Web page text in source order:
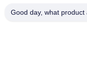
Good day, what